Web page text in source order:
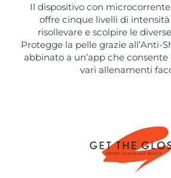
Il dispositivo con microcorrente
offre cinque livelli di
risollevare e scolpire le
Protegge la pelle grazie all’Anti-
abbinato a un’app che
vari allenamenti